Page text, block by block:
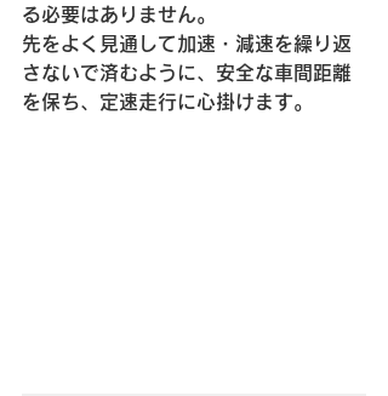
る必要はありません。
先をよく見通して加速・減速を繰り返
さないで済むように、安全な車間距離
を保ち、定速走行に心掛けます。